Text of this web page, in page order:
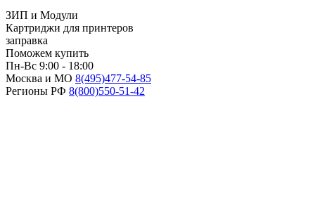
ЗИП и Модули
Картриджи для принтеров
заправка
Поможем купить
Пн-Вс 9:00 - 18:00
Москва и МО 8(495)477-54-85
Регионы РФ 8(800)550-51-42